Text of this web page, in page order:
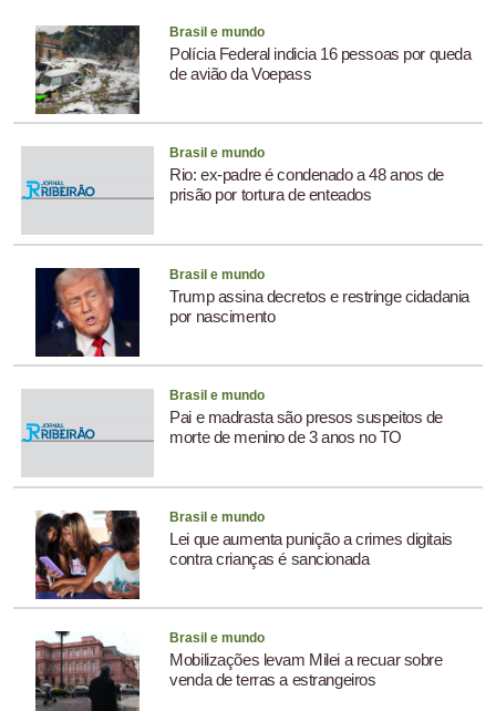
Brasil e mundo
Polícia Federal indicia 16 pessoas por queda
de avião da Voepass
Brasil e mundo
Rio: ex-padre é condenado a 48 anos de
prisão por tortura de enteados
Brasil e mundo
Trump assina decretos e restringe cidadania
por nascimento
Brasil e mundo
Pai e madrasta são presos suspeitos de
morte de menino de 3 anos no TO
Brasil e mundo
Lei que aumenta punição a crimes digitais
contra crianças é sancionada
Brasil e mundo
Mobilizações levam Milei a recuar sobre
venda de terras a estrangeiros